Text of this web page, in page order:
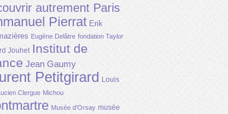
autrement Paris
Pierrat Erik
Eugène Delâtre fondation Taylor
Jouhet Institut de
Jean Gaumy
Petitgirard Louis
Clergue Michou
Musée d'Orsay musée